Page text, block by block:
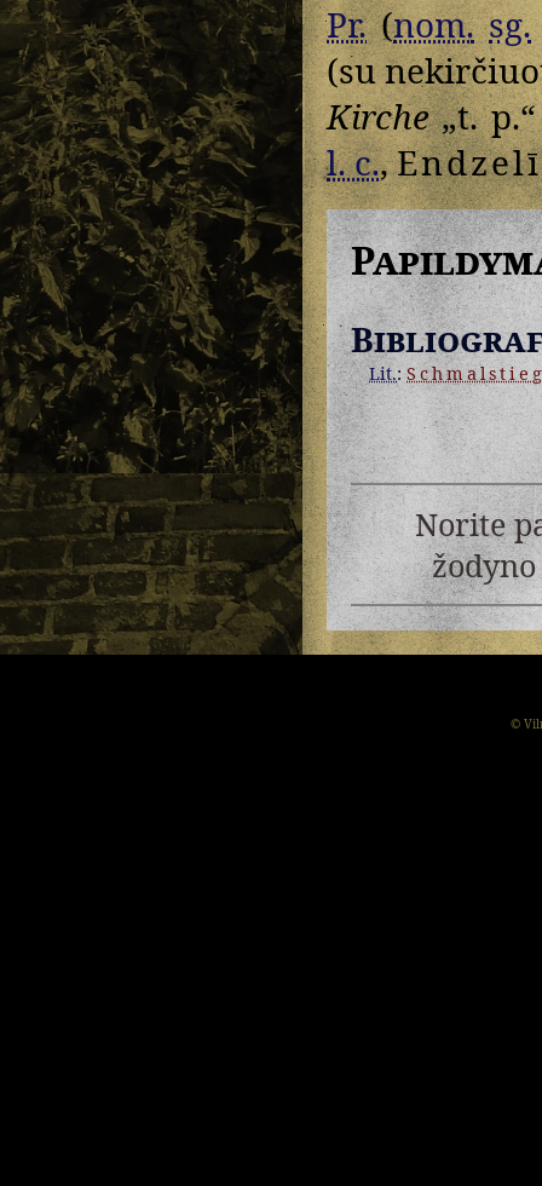
Pr.(nom. sg.
(su
Kirche„t.
l. c.,
Lit.:
Norite
©